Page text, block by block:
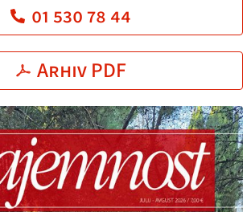
01 530 78 44
Arhiv PDF